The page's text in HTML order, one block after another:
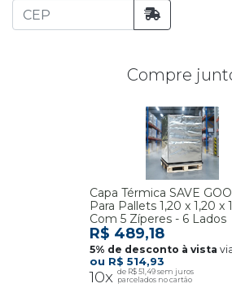
Compre
Capa Térmica SAVE
Para Pallets 1,20 x 1,20 x
Com 5 Zíperes - 6 Lados
R$ 514,93
10x R$ 51,49
R$ 489,18